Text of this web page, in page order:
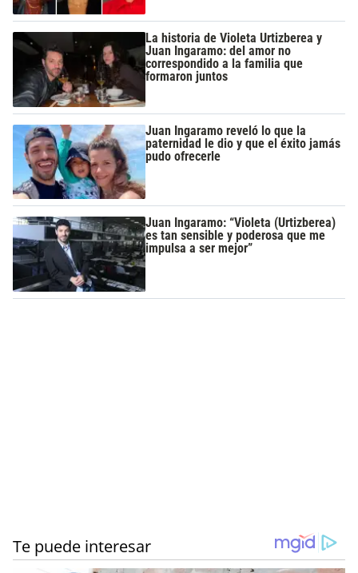
La historia de Violeta Urtizberea y
Juan Ingaramo: del amor no
correspondido a la familia que
formaron juntos
Juan Ingaramo reveló lo que la
paternidad le dio y que el éxito jamás
pudo ofrecerle
Juan Ingaramo: “Violeta (Urtizberea)
es tan sensible y poderosa que me
impulsa a ser mejor”